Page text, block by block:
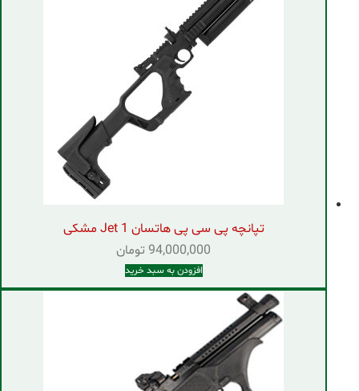
تپانچه پی سی پی هاتسان Jet 1 مشکی
94,000,000 تومان
افزودن به سبد خرید